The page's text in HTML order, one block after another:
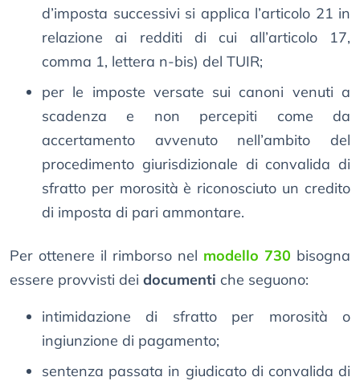
d’imposta successivi si applica l’articolo 21 in
relazione ai redditi di cui all’articolo 17,
comma 1, lettera n-bis) del TUIR;
per le imposte versate sui canoni venuti a
scadenza e non percepiti come da
accertamento avvenuto nell’ambito del
procedimento giurisdizionale di convalida di
sfratto per morosità è riconosciuto un credito
di imposta di pari ammontare.
Per ottenere il rimborso nel modello 730 bisogna
essere provvisti dei documenti che seguono:
intimidazione di sfratto per morosità o
ingiunzione di pagamento;
sentenza passata in giudicato di convalida di